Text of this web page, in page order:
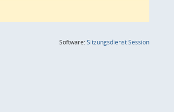
Software:SitzungsdienstSession(Wird in